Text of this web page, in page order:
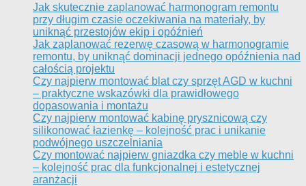
Jak skutecznie zaplanować harmonogram remontu
przy długim czasie oczekiwania na materiały, by
uniknąć przestojów ekip i opóźnień
Jak zaplanować rezerwę czasową w harmonogramie
remontu, by uniknąć dominacji jednego opóźnienia nad
całością projektu
Czy najpierw montować blat czy sprzęt AGD w kuchni
– praktyczne wskazówki dla prawidłowego
dopasowania i montażu
Czy najpierw montować kabinę prysznicową czy
silikonować łazienkę – kolejność prac i unikanie
podwójnego uszczelniania
Czy montować najpierw gniazdka czy meble w kuchni
– kolejność prac dla funkcjonalnej i estetycznej
aranżacji